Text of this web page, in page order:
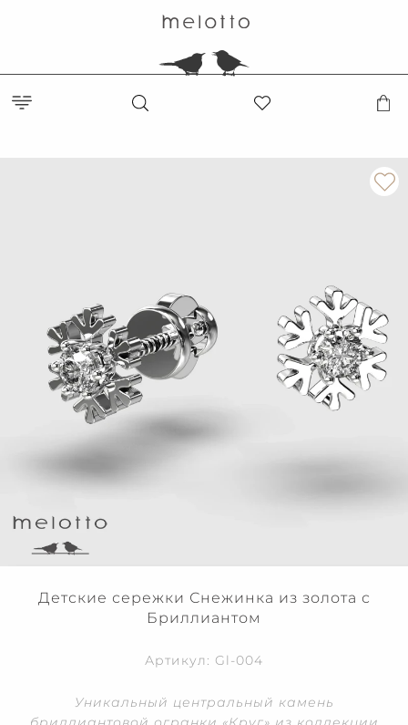
Детские сережки Снежинка из золота с
Бриллиантом
Артикул: Gl-004
Уникальный центральный камень